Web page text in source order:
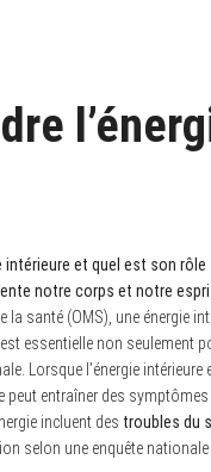
intérieure et quel est son
notre corps et notre
la santé (OMS), une énergie
essentielle non seulement
Lorsque l’énergie
peut entraîner des
incluent des troubles du
selon une enquête nationale